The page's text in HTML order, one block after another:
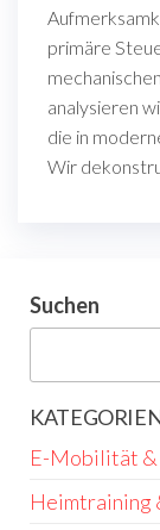
primäre
analysieren
die in
Wir
Suchen
E-Mobilität &
Heimtraining